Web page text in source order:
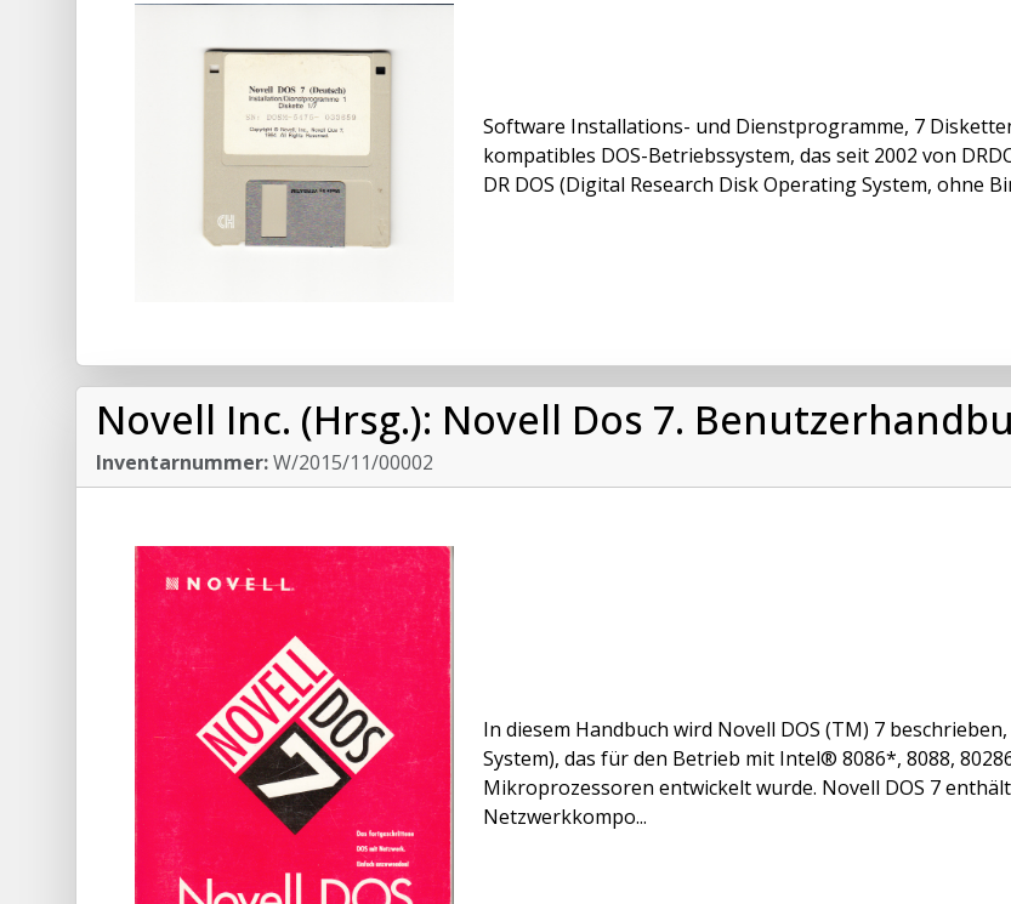
Software Installations- und Dienstprogramme, 7
kompatibles DOS-Betriebssystem, das seit 2002 von
DR DOS (Digital Research Disk Operating System, ohne
Novell Inc. (Hrsg.): Novell Dos 7.
Inventarnummer:W/2015/11/00002
In diesem Handbuch wird Novell DOS (TM) 7
System), das für den Betrieb mit Intel® 8086*, 8088,
Mikroprozessoren entwickelt wurde. Novell DOS 7
Netzwerkkompo...